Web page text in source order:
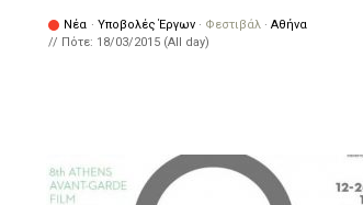
Νέα · Υποβολές Έργων · Φεστιβάλ · Αθήνα
// Πότε: 18/03/2015 (All day)